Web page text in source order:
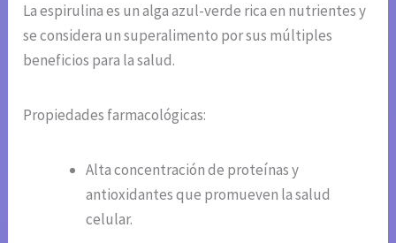
La espirulina es un alga azul-verde rica en nutrientes y
se considera un superalimento por sus múltiples
beneficios para la salud.
Propiedades farmacológicas:
Alta concentración de proteínas y
antioxidantes que promueven la salud
celular.